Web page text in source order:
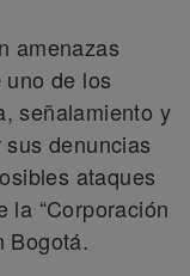
amenazas
de los
señalamiento y
denuncias
ataques
la “Corporación
Bogotá.